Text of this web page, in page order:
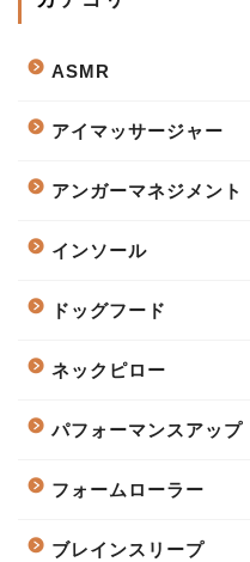
ASMR
アイマッサージャー
アンガーマネジメント
インソール
ドッグフード
ネックピロー
パフォーマンスアップ
フォームローラー
ブレインスリープ